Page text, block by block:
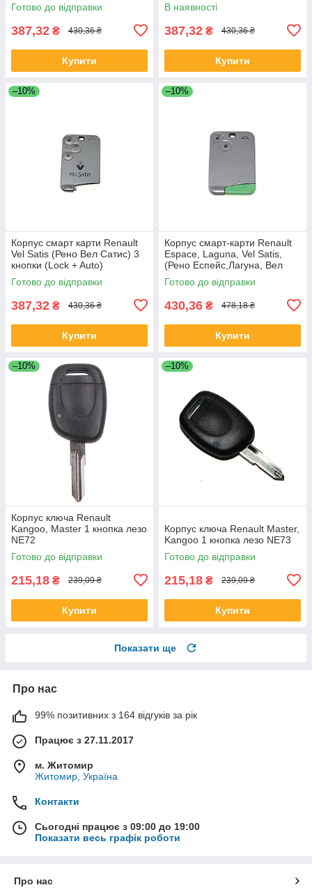
Готово до відправки
387,32 ₴ 430,36 ₴
Купити
В наявності
387,32 ₴ 430,36 ₴
Купити
–10%
Корпус смарт карти Renault
Vel Satis (Рено Вел Сатис) 3
кнопки (Lock + Auto)
Готово до відправки
387,32 ₴ 430,36 ₴
Купити
–10%
Корпус смарт-карти Renault
Espace, Laguna, Vel Satis,
(Рено Еспейс,Лагуна, Вел
Сатіс) 2 кнопки (з лезом)
Готово до відправки
430,36 ₴ 478,18 ₴
Купити
–10%
Корпус ключa Renault
Kangoo, Master 1 кнопкa лезо
NE72
Готово до відправки
215,18 ₴ 239,09 ₴
Купити
–10%
Корпус ключа Renault Master,
Kangoo 1 кнопкa лезо NE73
Готово до відправки
215,18 ₴ 239,09 ₴
Купити
Показати ще
Про нас
99% позитивних з 164 відгуків за рік
Працює з 27.11.2017
м. Житомир
Житомир, Україна
Контакти
Сьогодні працює з 09:00 до 19:00
Показати весь графік роботи
Про нас